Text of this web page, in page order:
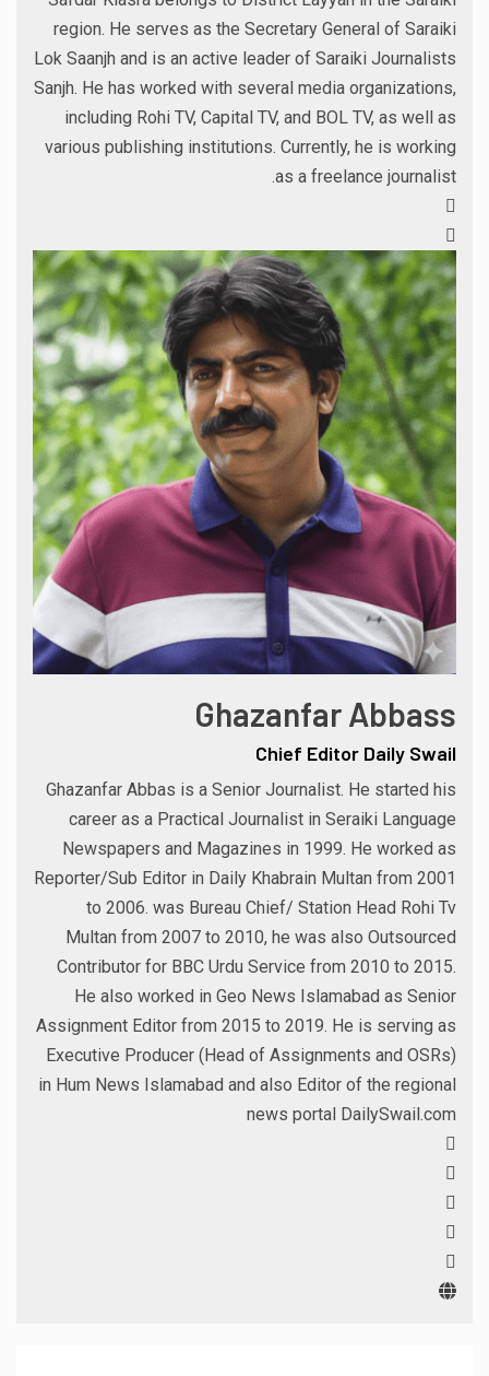
region. He serves as the Secretary General of Saraiki
Lok Saanjh and is an active leader of Saraiki Journalists
Sanjh. He has worked with several media organizations,
including Rohi TV, Capital TV, and BOL TV, as well as
various publishing institutions. Currently, he is working
as a freelance journalist.
Ghazanfar Abbass
Chief Editor Daily Swail
Ghazanfar Abbas is a Senior Journalist. He started his
career as a Practical Journalist in Seraiki Language
Newspapers and Magazines in 1999. He worked as
Reporter/Sub Editor in Daily Khabrain Multan from 2001
to 2006. was Bureau Chief/ Station Head Rohi Tv
Multan from 2007 to 2010, he was also Outsourced
Contributor for BBC Urdu Service from 2010 to 2015.
He also worked in Geo News Islamabad as Senior
Assignment Editor from 2015 to 2019. He is serving as
Executive Producer (Head of Assignments and OSRs)
in Hum News Islamabad and also Editor of the regional
news portal DailySwail.com